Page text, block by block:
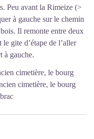
Peu avant la Rimeize (>
à gauche sur le chemin
Il remonte entre deux
gite d’étape de l’aller
à gauche.
cimetière, le bourg
cimetière, le bourg